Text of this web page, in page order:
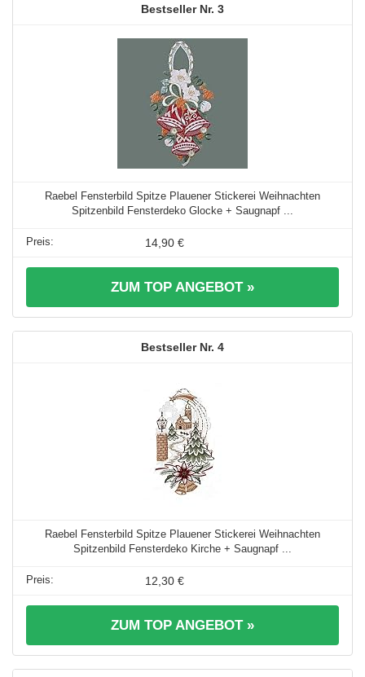
3
Raebel Fensterbild Spitze Plauener Stickerei Weihnachten
Spitzenbild Fensterdeko Glocke + Saugnapf ...
14,90 €
ZUM TOP ANGEBOT »
4
Raebel Fensterbild Spitze Plauener Stickerei Weihnachten
Spitzenbild Fensterdeko Kirche + Saugnapf ...
12,30 €
ZUM TOP ANGEBOT »